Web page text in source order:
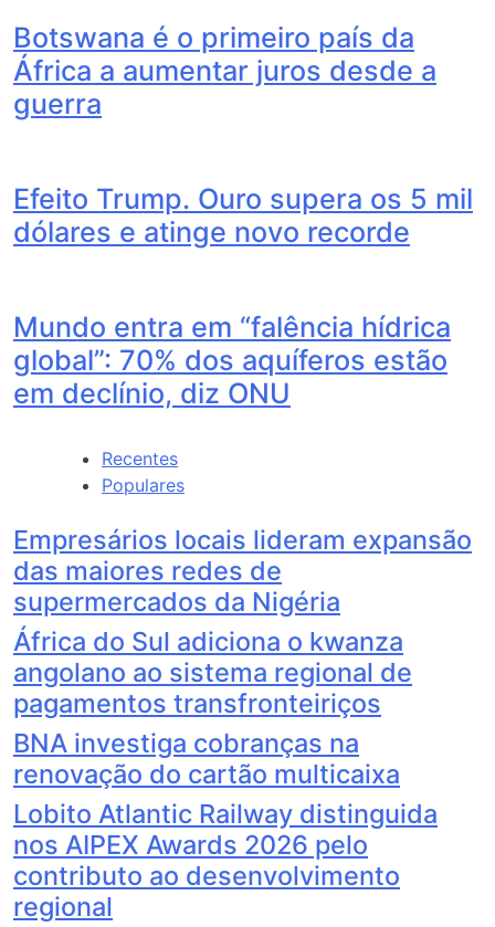
Botswana é o primeiro país da
África a aumentar juros desde a
guerra
Efeito Trump. Ouro supera os 5 mil
dólares e atinge novo recorde
Mundo entra em “falência hídrica
global”: 70% dos aquíferos estão
em declínio, diz ONU
Recentes
Populares
Empresários locais lideram expansão
das maiores redes de
supermercados da Nigéria
África do Sul adiciona o kwanza
angolano ao sistema regional de
pagamentos transfronteiriços
BNA investiga cobranças na
renovação do cartão multicaixa
Lobito Atlantic Railway distinguida
nos AIPEX Awards 2026 pelo
contributo ao desenvolvimento
regional